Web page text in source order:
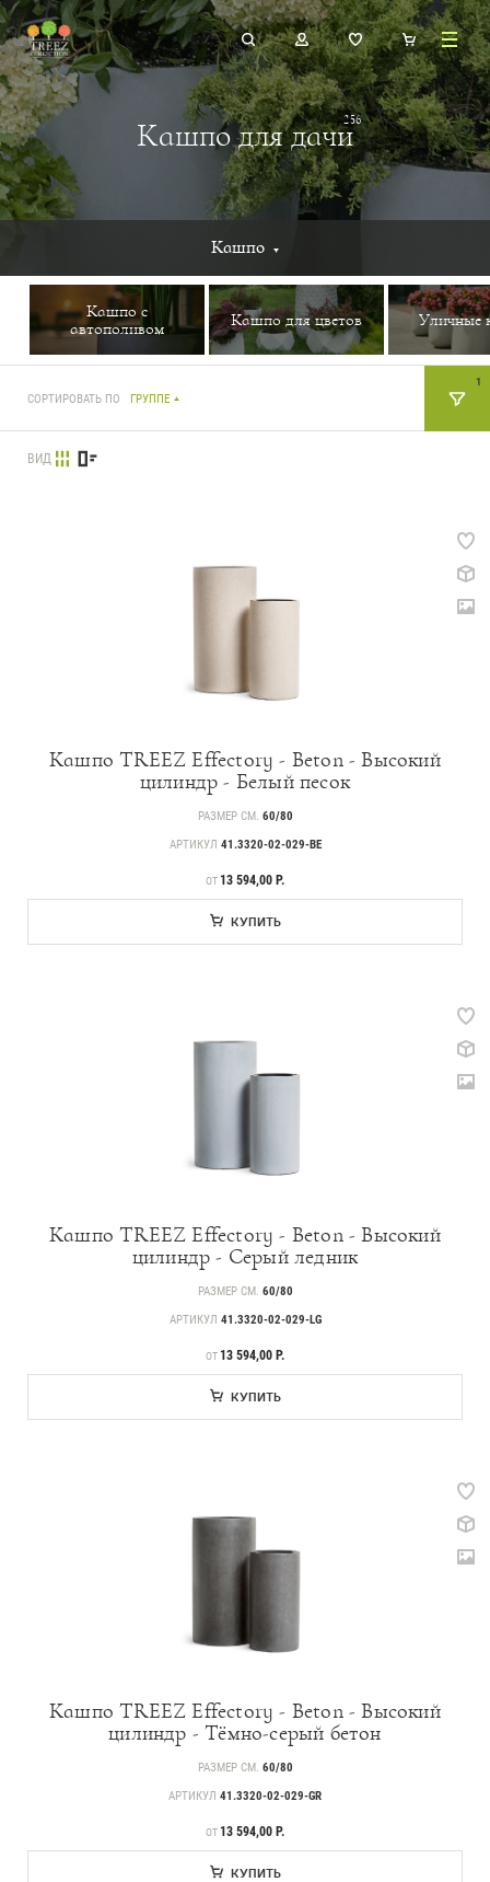
Кашпо для дачи256
Кашпо
Кашпо с
автополивом
Кашпо для цветов Уличные
1
СОРТИРОВАТЬ ПО ГРУППЕ
ВИД
Кашпо TREEZ Effectory - Beton - Высокий
цилиндр - Белый песок
РАЗМЕР СМ. 60/80
АРТИКУЛ 41.3320-02-029-BE
ЦЕНА
ОТ 13 594,00 Р.
КУПИТЬ
Кашпо TREEZ Effectory - Beton - Высокий
цилиндр - Серый ледник
РАЗМЕР СМ. 60/80
АРТИКУЛ 41.3320-02-029-LG
ЦЕНА
ОТ 13 594,00 Р.
КУПИТЬ
Кашпо TREEZ Effectory - Beton - Высокий
цилиндр - Тёмно-серый бетон
РАЗМЕР СМ. 60/80
АРТИКУЛ 41.3320-02-029-GR
ЦЕНА
ОТ 13 594,00 Р.
КУПИТЬ